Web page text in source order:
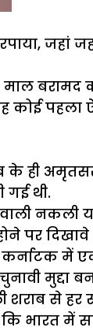
जहां
बरामद
पहला
के ही
गई थी.
नकली या
दिखावे
में
मुद्दा
से हर
भारत में